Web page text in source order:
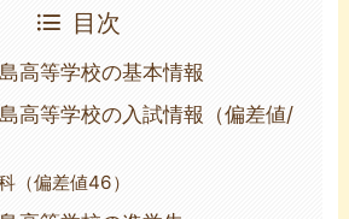
目次
高等学校の基本情報
高等学校の入試情報（偏差値/
（偏差値46）